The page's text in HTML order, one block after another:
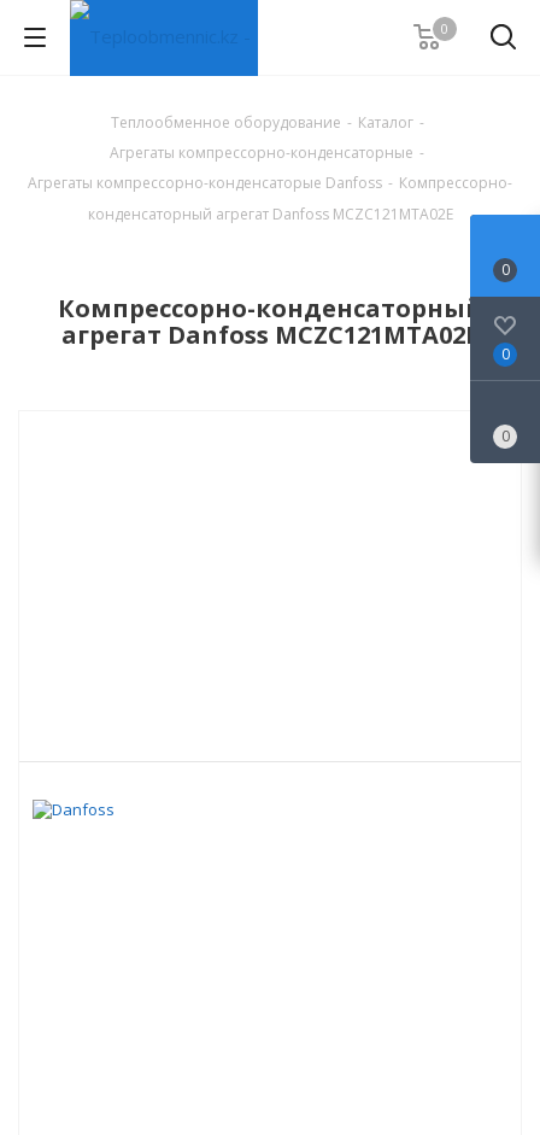
0
Теплообменное оборудование - Каталог -
Агрегаты компрессорно-конденсаторные -
Агрегаты компрессорно-конденсаторые Danfoss - Компрессорно-
конденсаторный агрегат Danfoss MCZC121MTA02E
Компрессорно-конденсаторный
агрегат Danfoss MCZC121MTA02E
0
0
0